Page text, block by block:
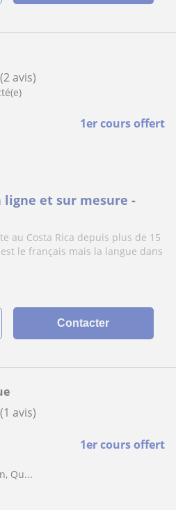
1er cours offert
(2 avis)
ligne et sur mesure -
au Costa Rica depuis plus de 15
le français mais la langue dans
Contacter
1er cours offert
(1 avis)
Qu...